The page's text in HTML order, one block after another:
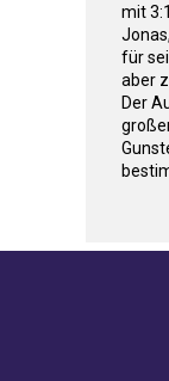
mit
für
aber
Der